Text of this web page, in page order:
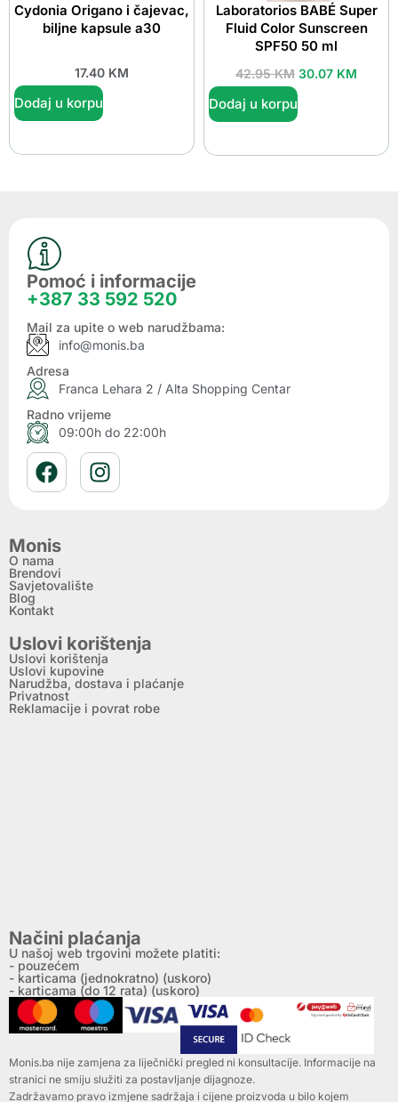
Cydonia Origano i čajevac,
biljne kapsule a30
17.40 KM
Dodaj u korpu
Laboratorios BABÉ Super
Fluid Color Sunscreen
SPF50 50 ml
42.95KM 30.07 KM
Dodaj u korpu
Pomoć i informacije
+387 33 592 520
Mail za upite o web narudžbama:
info@monis.ba
Adresa
Franca Lehara 2 / Alta Shopping Centar
Radno vrijeme
09:00h do 22:00h
Monis
O nama
Brendovi
Savjetovalište
Blog
Kontakt
Uslovi korištenja
Uslovi korištenja
Uslovi kupovine
Narudžba, dostava i plaćanje
Privatnost
Reklamacije i povrat robe
Načini plaćanja
U našoj web trgovini možete platiti:
- pouzećem
- karticama (jednokratno) (uskoro)
- karticama (do 12 rata) (uskoro)
Monis.ba nije zamjena za liječnički pregled ni konsultacije. Informacije na
stranici ne smiju služiti za postavljanje dijagnoze.
Zadržavamo pravo izmjene sadržaja i cijene proizvoda u bilo kojem